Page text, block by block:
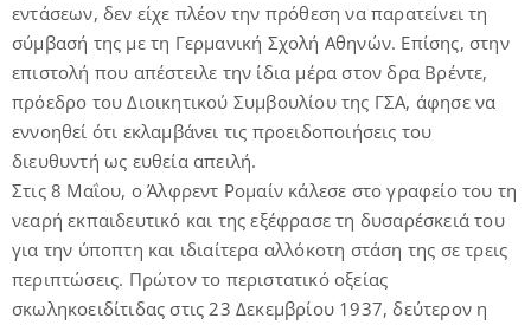
εντάσεων, δεν είχε πλέον την πρόθεση να παρατείνει τη
σύμβασή της με τη Γερμανική Σχολή Αθηνών. Επίσης, στην
επιστολή που απέστειλε την ίδια μέρα στον δρα Βρέντε,
πρόεδρο του Διοικητικού Συμβουλίου της ΓΣΑ, άφησε να
εννοηθεί ότι εκλαμβάνει τις προειδοποιήσεις του
διευθυντή ως ευθεία απειλή.
Στις 8 Μαΐου, ο Άλφρεντ Ρομαίν κάλεσε στο γραφείο του τη
νεαρή εκπαιδευτικό και της εξέφρασε τη δυσαρέσκειά του
για την ύποπτη και ιδιαίτερα αλλόκοτη στάση της σε τρεις
περιπτώσεις. Πρώτον το περιστατικό οξείας
σκωληκοειδίτιδας στις 23 Δεκεμβρίου 1937, δεύτερον η